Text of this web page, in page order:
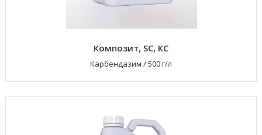
Композит, SC, КС
Карбендазим /500 г/л